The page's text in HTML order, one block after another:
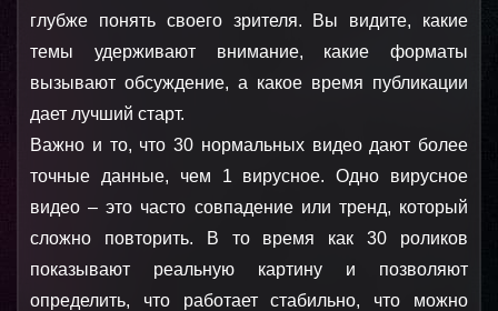
глубже понять своего зрителя. Вы видите, какие
темы удерживают внимание, какие форматы
вызывают обсуждение, а какое время публикации
дает лучший старт.
Важно и то, что 30 нормальных видео дают более
точные данные, чем 1 вирусное. Одно вирусное
видео – это часто совпадение или тренд, который
сложно повторить. В то время как 30 роликов
показывают реальную картину и позволяют
определить, что работает стабильно, что можно